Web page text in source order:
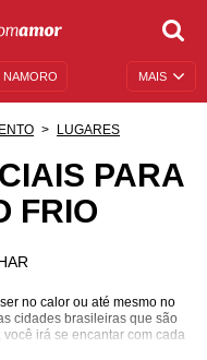
MAIS
NAMORO
ANIVERSÁRIO
LUGARES
PARA
FRIO
no calor ou até mesmo no
cidades brasileiras que são
irá se encantar com cada